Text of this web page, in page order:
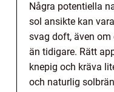
Några potentiella
sol ansikte kan
svag doft, även
än tidigare. Rätt
knepig och kräva
och naturlig